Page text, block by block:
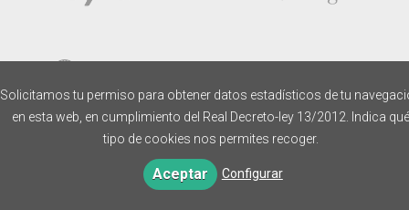
Solicitamos tu permiso para obtener datos estadísticos de tu
en esta web, en cumplimiento del Real Decreto-ley 13/2012. Indica qué
tipo de cookies nos permites recoger.
Aceptar Configurar